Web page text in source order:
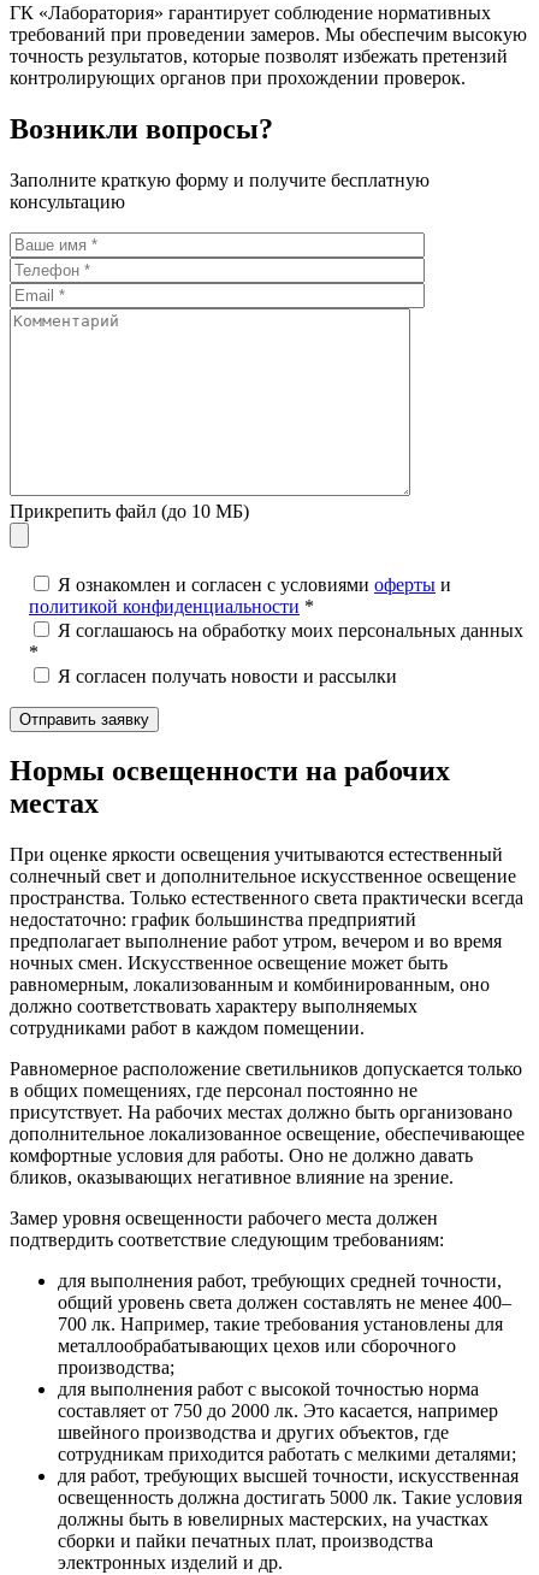
ГК «Лаборатория» гарантирует соблюдение нормативных
требований при проведении замеров. Мы обеспечим высокую
точность результатов, которые позволят избежать претензий
контролирующих органов при прохождении проверок.
Возникли вопросы?
Заполните краткую форму и получите бесплатную
консультацию
Прикрепить файл (до 10 МБ)
Я ознакомлен и согласен с условиями оферты и
политикой конфиденциальности *
Я соглашаюсь на обработку моих персональных данных
*
Я согласен получать новости и рассылки
Нормы освещенности на рабочих
местах
При оценке яркости освещения учитываются естественный
солнечный свет и дополнительное искусственное освещение
пространства. Только естественного света практически всегда
недостаточно: график большинства предприятий
предполагает выполнение работ утром, вечером и во время
ночных смен. Искусственное освещение может быть
равномерным, локализованным и комбинированным, оно
должно соответствовать характеру выполняемых
сотрудниками работ в каждом помещении.
Равномерное расположение светильников допускается только
в общих помещениях, где персонал постоянно не
присутствует. На рабочих местах должно быть организовано
дополнительное локализованное освещение, обеспечивающее
комфортные условия для работы. Оно не должно давать
бликов, оказывающих негативное влияние на зрение.
Замер уровня освещенности рабочего места должен
подтвердить соответствие следующим требованиям:
для выполнения работ, требующих средней точности,
общий уровень света должен составлять не менее 400–
700 лк. Например, такие требования установлены для
металлообрабатывающих цехов или сборочного
производства;
для выполнения работ с высокой точностью норма
составляет от 750 до 2000 лк. Это касается, например
швейного производства и других объектов, где
сотрудникам приходится работать с мелкими деталями;
для работ, требующих высшей точности, искусственная
освещенность должна достигать 5000 лк. Такие условия
должны быть в ювелирных мастерских, на участках
сборки и пайки печатных плат, производства
электронных изделий и др.